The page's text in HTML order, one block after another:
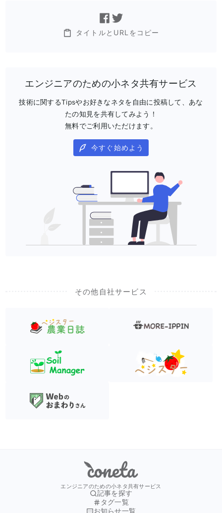
タイトルとURLをコピー
エンジニアのための小ネタ共有サービス
技術に関するTipsやお好きなネタを自由に投稿して、あな
たの知見を共有してみよう！
無料でご利用いただけます。
今すぐ始めよう
その他自社サービス
Coneta
エンジニアのための小ネタ共有サービス
記事を探す
タグ一覧
お知らせ一覧